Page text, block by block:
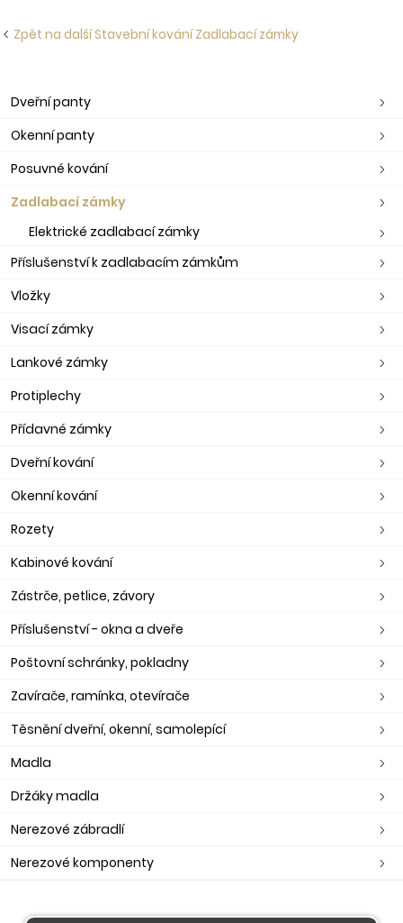
Zpět na další Stavební kování Zadlabací zámky
Dveřní panty
Okenní panty
Posuvné kování
Zadlabací zámky
Elektrické zadlabací zámky
Příslušenství k zadlabacím zámkům
Vložky
Visací zámky
Lankové zámky
Protiplechy
Přídavné zámky
Dveřní kování
Okenní kování
Rozety
Kabinové kování
Zástrče, petlice, závory
Příslušenství - okna a dveře
Poštovní schránky, pokladny
Zavírače, ramínka, otevírače
Těsnění dveřní, okenní, samolepící
Madla
Držáky madla
Nerezové zábradlí
Nerezové komponenty